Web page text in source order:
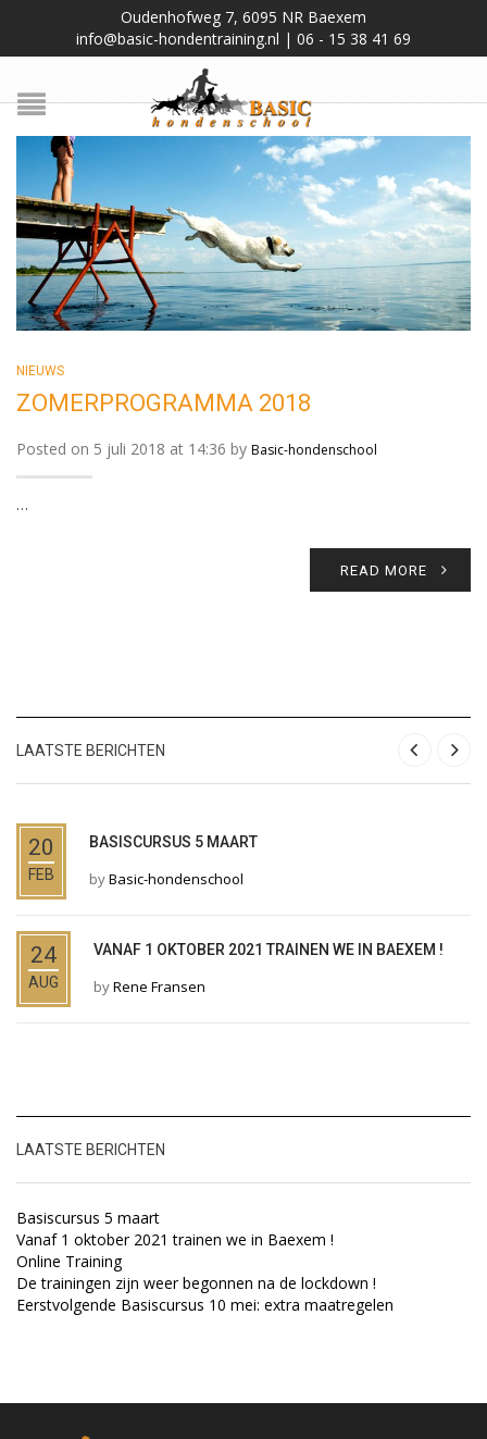
Oudenhofweg 7, 6095 NR Baexem
info@basic-hondentraining.nl | 06 - 15 38 41 69
TAG ARCHIVES: BOSKOOP
Posts tagged "boskoop"
NIEUWS
ZOMERPROGRAMMA 2018
Posted on 5 juli 2018 at 14:36 by Basic-hondenschool
…
READ MORE
LAATSTE BERICHTEN
20
FEB
BASISCURSUS 5 MAART
byBasic-hondenschool
24
AUG
VANAF 1 OKTOBER 2021 TRAINEN WE IN BAEXEM !
byRene Fransen
LAATSTE BERICHTEN
Basiscursus 5 maart
Vanaf 1 oktober 2021 trainen we in Baexem !
Online Training
De trainingen zijn weer begonnen na de lockdown !
Eerstvolgende Basiscursus 10 mei: extra maatregelen